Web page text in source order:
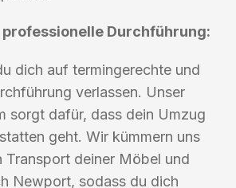
Durchführung:
dich auf termingerechte und
verlassen. Unser
sorgt dafür, dass dein Umzug
geht. Wir kümmern uns
Transport deiner Möbel und
Newport, sodass du dich